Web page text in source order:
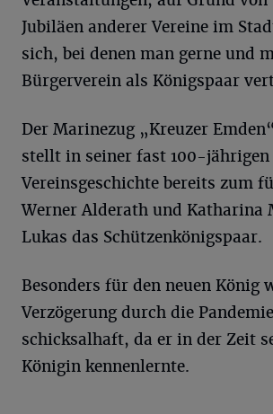
Jubiläen anderer Vereine im
sich, bei denen man gerne und
Bürgerverein als Königspaar
Der Marinezug „Kreuzer
stellt in seiner fast 100-jährigen
Vereinsgeschichte bereits zum
Werner Alderath und Katharina
Lukas das Schützenkönigspaar.
Besonders für den neuen König
Verzögerung durch die Pandemie
schicksalhaft, da er in der Zeit
Königin kennenlernte.